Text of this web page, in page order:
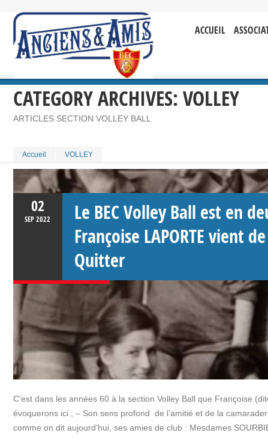
ACCUEIL
CATEGORY ARCHIVES:VOLLEY
ARTICLES SECTION VOLLEY BALL
Accueil VOLLEY
02
SEP2022
Le BEC Volley Ball est en
Françoise LAPORTE vient
Quitter
C’est dans les années 60 à la section Volley Ball que Françoise
évoquerons ici ; – Son sens profond de l’amitié et de la
comme on dit aujourd’hui, ses amies de club : Mesdames